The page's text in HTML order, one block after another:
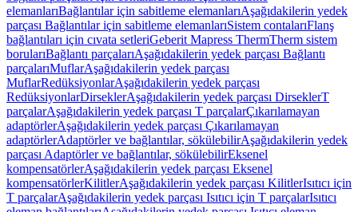
elemanlarıBağlantılar için sabitleme elemanlarıAşağıdakilerin yedek
parçası Bağlantılar için sabitleme elemanlarıSistem contalarıFlanş
bağlantıları için cıvata setleriGeberit Mapress ThermTherm sistem
borularıBağlantı parçalarıAşağıdakilerin yedek parçası Bağlantı
parçalarıMuflarAşağıdakilerin yedek parçası
MuflarRedüksiyonlarAşağıdakilerin yedek parçası
RedüksiyonlarDirseklerAşağıdakilerin yedek parçası DirseklerT
parçalarAşağıdakilerin yedek parçası T parçalarÇıkarılamayan
adaptörlerAşağıdakilerin yedek parçası Çıkarılamayan
adaptörlerAdaptörler ve bağlantılar, sökülebilirAşağıdakilerin yedek
parçası Adaptörler ve bağlantılar, sökülebilirEksenel
kompensatörlerAşağıdakilerin yedek parçası Eksenel
kompensatörlerKilitlerAşağıdakilerin yedek parçası KilitlerIsıtıcı için
T parçalarAşağıdakilerin yedek parçası Isıtıcı için T parçalarIsıtıcı